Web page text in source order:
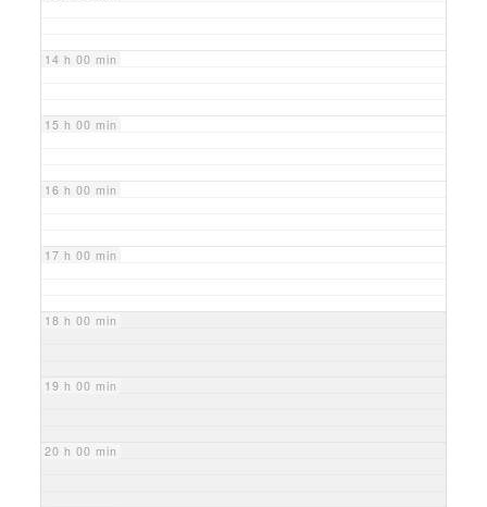
14 h 00 min
15 h 00 min
16 h 00 min
17 h 00 min
18 h 00 min
19 h 00 min
20 h 00 min